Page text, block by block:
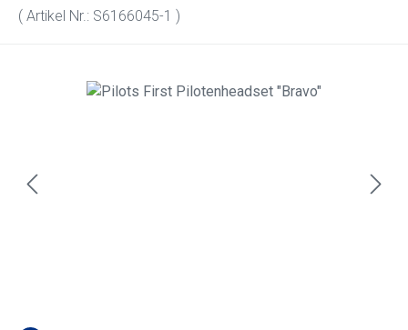
( Artikel Nr.: S6166045-1 )
Bildergalerie überspringen